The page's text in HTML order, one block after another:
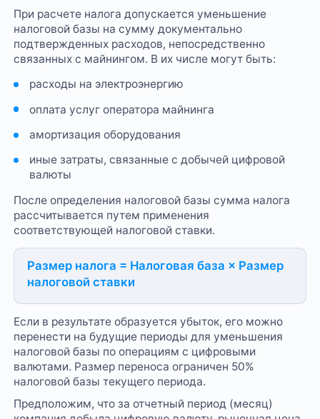
При расчете налога допускается уменьшение
налоговой базы на сумму документально
подтвержденных расходов, непосредственно
связанных с майнингом. В их числе могут быть:
расходы на электроэнергию
оплата услуг оператора майнинга
амортизация оборудования
иные затраты, связанные с добычей цифровой
валюты
После определения налоговой базы сумма налога
рассчитывается путем применения
соответствующей налоговой ставки.
Размер налога = Налоговая база × Размер
налоговой ставки
Если в результате образуется убыток, его можно
перенести на будущие периоды для уменьшения
налоговой базы по операциям с цифровыми
валютами. Размер переноса ограничен 50%
налоговой базы текущего периода.
Предположим, что за отчетный период (месяц)